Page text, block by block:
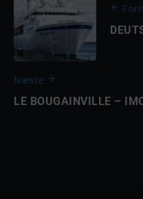
Næste
LE BOUGAINVILLE –